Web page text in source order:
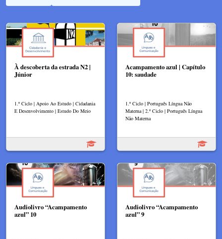
À descoberta da estrada N2 |
Júnior
1.º Ciclo | Apoio Ao Estudo | Cidadania
E Desenvolvimento | Estudo Do Meio
Acampamento azul | Capítulo
10: saudade
1.º Ciclo | Português Língua Não
Materna | 2.º Ciclo | Português Língua
Não Materna
Audiolivro “Acampamento
azul” 10
Audiolivro “Acampamento
azul” 9